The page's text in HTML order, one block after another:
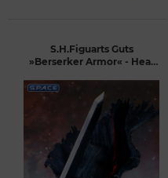
S.H.Figuarts Guts
»Berserker Armor« - Heat
(Berserk)